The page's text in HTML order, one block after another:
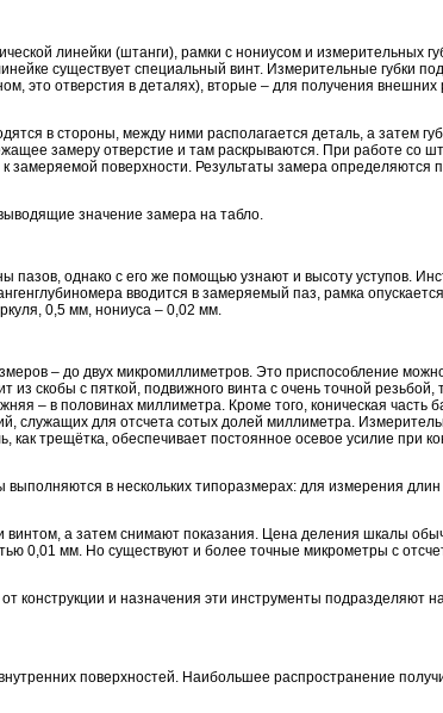
линейки (штанги), рамки с нониусом и измерительных
существует специальный винт. Измерительные губки
это отверстия в деталях), вторые – для получения внешних
в стороны, между ними располагается деталь, а затем
замеру отверстие и там раскрываются. При работе со
замеряемой поверхности. Результаты замера определяются
значение замера на табло.
пазов, однако с его же помощью узнают и высоту уступов.
вводится в замеряемый паз, рамка
0,5 мм, нониуса – 0,02 мм.
– до двух микромиллиметров. Это приспособление
скобы с пяткой, подвижного винта с очень точной резьбой,
– в половинах миллиметра. Кроме того, коническая часть
служащих для отсчета сотых долей миллиметра.
трещётка, обеспечивает постоянное осевое усилие при
в нескольких типоразмерах: для измерения
а затем снимают показания. Цена деления шкалы
0,01 мм. Но существуют и более точные микрометры с
конструкции и назначения эти инструменты подразделяют
поверхностей. Наибольшее распространение